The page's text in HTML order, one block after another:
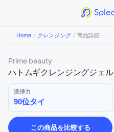
Home / クレンジング / 商品詳細
Prime beauty
ハトムギクレンジングジェル
洗浄力
90位タイ
この商品を比較する